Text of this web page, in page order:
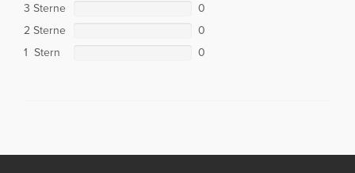
3 Sterne
0
2 Sterne
0
1 Stern
0